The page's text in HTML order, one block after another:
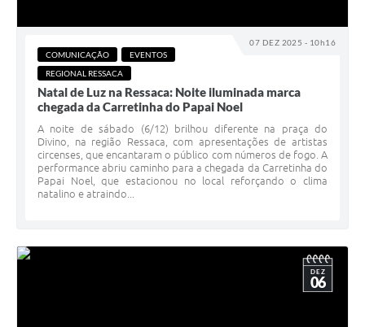
07 DEZ 2025 - 10h16
COMUNICAÇÃO
EVENTOS
REGIONAL RESSACA
Natal de Luz na Ressaca: Noite iluminada marca
chegada da Carretinha do Papai Noel
A noite de sábado (6/12) brilhou diferente na praça do
Divino, na região Ressaca, com apresentações de artistas
circenses, que encantaram o público com números de fogo. A
performance abriu caminho para a chegada da Carretinha do
Papai Noel, que estacionou no local reforçando o clima
natalino e atraindo...
DEZ
06